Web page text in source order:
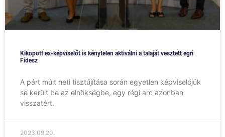
Kikopott ex-képviselőt is kénytelen aktiválni a talaját vesztett egri
Fidesz
A párt múlt heti tisztújítása során egyetlen képviselőjük
se került be az elnökségbe, egy régi arc azonban
visszatért.
2023.09.20.